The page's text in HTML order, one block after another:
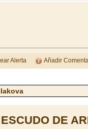
Alerta Añadir
ESCUDO DE